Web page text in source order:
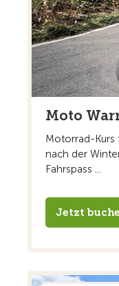
Moto
Motorrad-Kurs
nach der
Fahrspass ...
Jetzt